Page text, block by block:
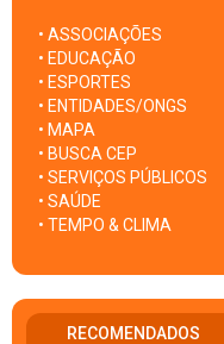
• ASSOCIAÇÕES
• EDUCAÇÃO
• ESPORTES
• ENTIDADES/ONGS
• MAPA
• BUSCA CEP
• SERVIÇOS PÚBLICOS
• SAÚDE
• TEMPO & CLIMA
RECOMENDADOS